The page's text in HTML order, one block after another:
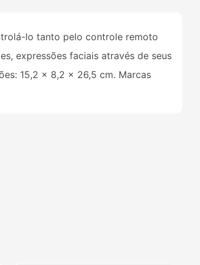
lo tanto pelo controle remoto
expressões faciais através de seus
15,2 x 8,2 x 26,5 cm. Marcas